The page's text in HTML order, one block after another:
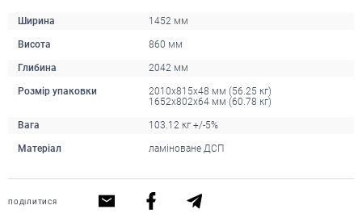
Ширина 1452 мм
Висота 860 мм
Глибина 2042 мм
Розмір упаковки
2010x815x48 мм (56.25 кг)
1652x802x64 мм (60.78 кг)
Вага 103.12 кг +/-5%
Матеріал ламіноване ДСП
ПОДІЛИТИСЯ